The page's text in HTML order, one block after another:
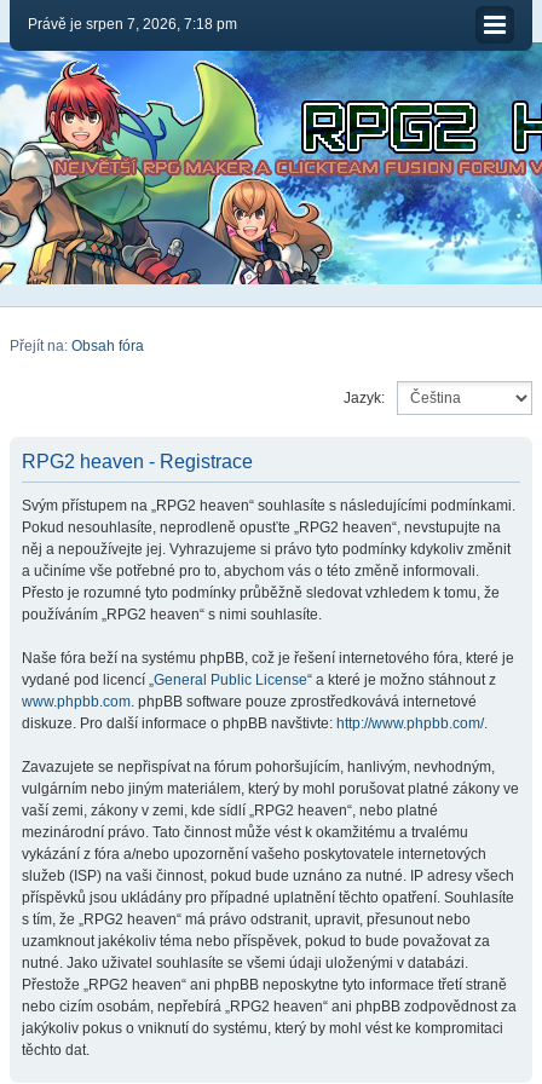
Právě je srpen 7, 2026, 7:18 pm
Přejít na: Obsah fóra
Jazyk:
RPG2 heaven - Registrace
Svým přístupem na „RPG2 heaven“ souhlasíte s následujícími podmínkami.
Pokud nesouhlasíte, neprodleně opusťte „RPG2 heaven“, nevstupujte na
něj a nepoužívejte jej. Vyhrazujeme si právo tyto podmínky kdykoliv změnit
a učiníme vše potřebné pro to, abychom vás o této změně informovali.
Přesto je rozumné tyto podmínky průběžně sledovat vzhledem k tomu, že
používáním „RPG2 heaven“ s nimi souhlasíte.
Naše fóra beží na systému phpBB, což je řešení internetového fóra, které je
vydané pod licencí „General Public License“ a které je možno stáhnout z
www.phpbb.com. phpBB software pouze zprostředkovává internetové
diskuze. Pro další informace o phpBB navštivte: http://www.phpbb.com/.
Zavazujete se nepřispívat na fórum pohoršujícím, hanlivým, nevhodným,
vulgárním nebo jiným materiálem, který by mohl porušovat platné zákony ve
vaší zemi, zákony v zemi, kde sídlí „RPG2 heaven“, nebo platné
mezinárodní právo. Tato činnost může vést k okamžitému a trvalému
vykázání z fóra a/nebo upozornění vašeho poskytovatele internetových
služeb (ISP) na vaši činnost, pokud bude uznáno za nutné. IP adresy všech
příspěvků jsou ukládány pro případné uplatnění těchto opatření. Souhlasíte
s tím, že „RPG2 heaven“ má právo odstranit, upravit, přesunout nebo
uzamknout jakékoliv téma nebo příspěvek, pokud to bude považovat za
nutné. Jako uživatel souhlasíte se všemi údaji uloženými v databázi.
Přestože „RPG2 heaven“ ani phpBB neposkytne tyto informace třetí straně
nebo cizím osobám, nepřebírá „RPG2 heaven“ ani phpBB zodpovědnost za
jakýkoliv pokus o vniknutí do systému, který by mohl vést ke kompromitaci
těchto dat.